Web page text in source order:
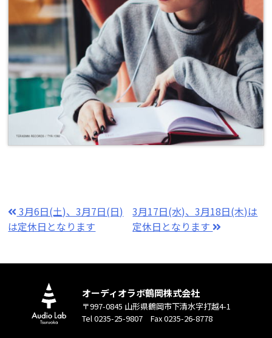
3月6日(土)、3月7日(日)
は定休日となります
3月17日(水)、3月18日(木)は
定休日となります
オーディオラボ鶴岡株式会社
〒997-0845 山形県鶴岡市下清水字打越4-1
Tel 0235-25-9807 Fax 0235-26-8778